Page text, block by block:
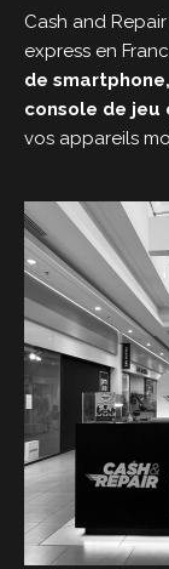
Cash and
express en
de
console de jeu
vos appareils